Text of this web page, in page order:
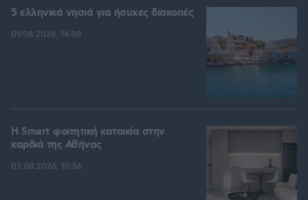
5 ελληνικά νησιά για ήσυχες διακοπές
09.08.2026, 14:08
Η Smart φοιτητική κατοικία στην
καρδιά της Αθήνας
03.08.2026, 10:56